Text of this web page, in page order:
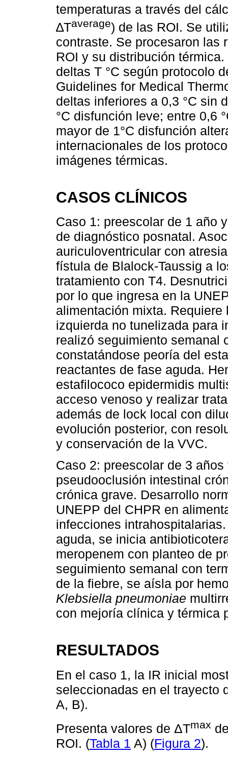
temperaturas a través del
∆Taverage) de las ROI. Se
contraste. Se procesaron las
ROI y su distribución
deltas T °C según protocolo
Guidelines for Medical
deltas inferiores a 0,3 °C sin
°C disfunción leve; entre 0,6
mayor de 1°C disfunción
internacionales de los
imágenes térmicas.
CASOS CLÍNICOS
Caso 1: preescolar de 1 año
de diagnóstico posnatal.
auriculoventricular con
fístula de Blalock-Taussig a
tratamiento con T4.
por lo que ingresa en la
alimentación mixta.
izquierda no tunelizada para
realizó seguimiento semanal
constatándose peoría del
reactantes de fase aguda.
estafilococo epidermidis
acceso venoso y realizar
además de lock local con
evolución posterior, con
y conservación de la VVC.
Caso 2: preescolar de 3
pseudooclusión intestinal
crónica grave. Desarrollo
UNEPP del CHPR en
infecciones
aguda, se inicia
meropenem con planteo de
seguimiento semanal con
de la fiebre, se aísla por
Klebsiella pneumoniae
con mejoría clínica y térmica
RESULTADOS
En el caso 1, la IR inicial
seleccionadas en el trayecto
A, B).
Presenta valores de ΔTmax
ROI. (Tabla 1 A) (Figura 2).